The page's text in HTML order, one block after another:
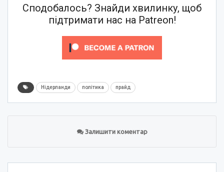
Сподобалось? Знайди хвилинку, щоб
підтримати нас на Patreon!
Нідерланди політика прайд
Залишити коментар